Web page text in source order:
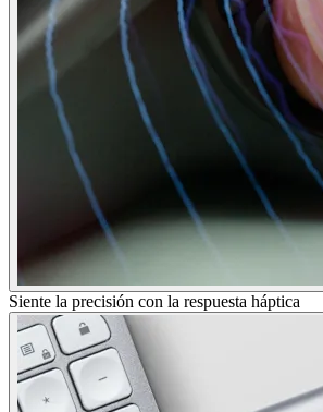
Siente la precisión con la respuesta háptica